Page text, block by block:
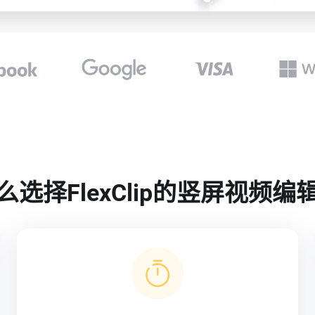
选择FlexClip的竖屏视频编